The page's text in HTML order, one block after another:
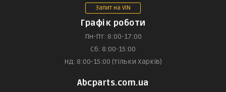
Запит на VIN
Графік роботи
Пн-Пт: 8:00-17:00
Сб: 8:00-15:00
Нд: 8:00-15:00 (тільки Харків)
Abcparts.com.ua